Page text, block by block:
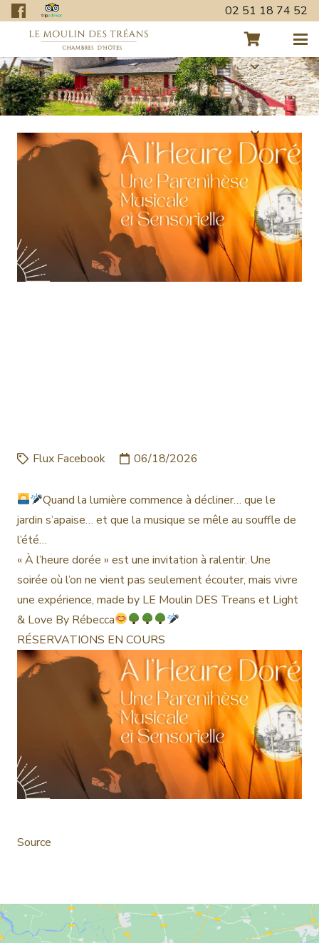
02 51 18 74 52
Retour aux actualités
Flux Facebook 06/18/2026
Quand la lumière commence à décliner… que le
jardin s’apaise… et que la musique se mêle au souffle de
l’été…
« À l’heure dorée » est une invitation à ralentir. Une
soirée où l’on ne vient pas seulement écouter, mais vivre
une expérience, made by LE Moulin DES Treans et Light
& Love By Rébecca
RÉSERVATIONS EN COURS
Source